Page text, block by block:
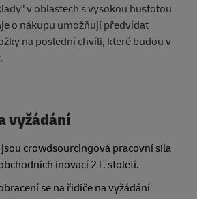
v oblastech s vysokou hustotou
o nákupu umožňují předvídat
na poslední chvíli, které budou v
vyžádání
crowdsourcingová pracovní síla
inovací 21. století.
se na řidiče na vyžádání